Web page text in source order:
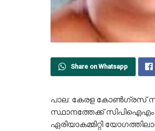
Share on Whatsapp
പാല: കേരള കോണ്‍ഗ്രസ്
സ്ഥാനത്തേക്ക് സിപിഐഎം
ഏരിയാകമ്മിറ്റി